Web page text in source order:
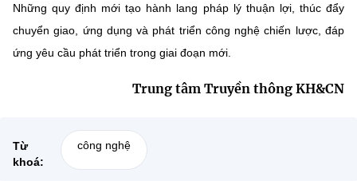
(Ghi rõ nguồn "https://mst.gov.vn" khi phát hành lại thông tin từ
website này)
Những quy định mới tạo hành lang pháp lý thuận lợi, thúc đẩy
chuyển giao, ứng dụng và phát triển công nghệ chiến lược, đáp
ứng yêu cầu phát triển trong giai đoạn mới.
Trung tâm Truyền thông KH&CN
Từ
khoá:
công nghệ